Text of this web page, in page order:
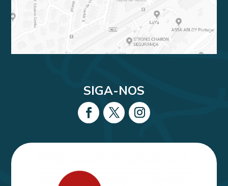
SIGA-NOS